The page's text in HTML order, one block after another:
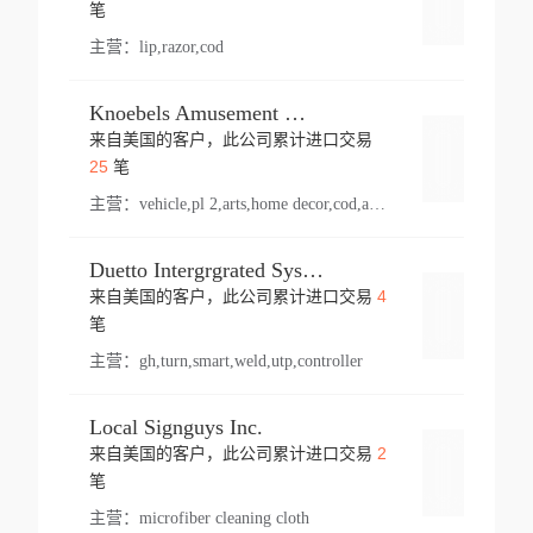
笔
主营： lip,razor,cod
Knoebels Amusement Resort
来自美国的客户，此公司累计进口交易
25笔
主营： vehicle,pl 2,arts,home decor,cod,amusement ride,sea
Duetto Intergrgrated Systems Inc.
来自美国的客户，此公司累计进口交易 4
笔
主营： gh,turn,smart,weld,utp,controller
Local Signguys Inc.
来自美国的客户，此公司累计进口交易 2
笔
主营： microfiber cleaning cloth